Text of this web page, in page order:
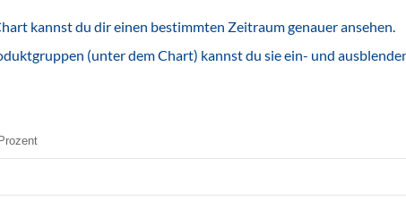
kannst du dir einen bestimmten Zeitraum genauer ansehen.
(unter dem Chart) kannst du sie ein- und
in Prozent